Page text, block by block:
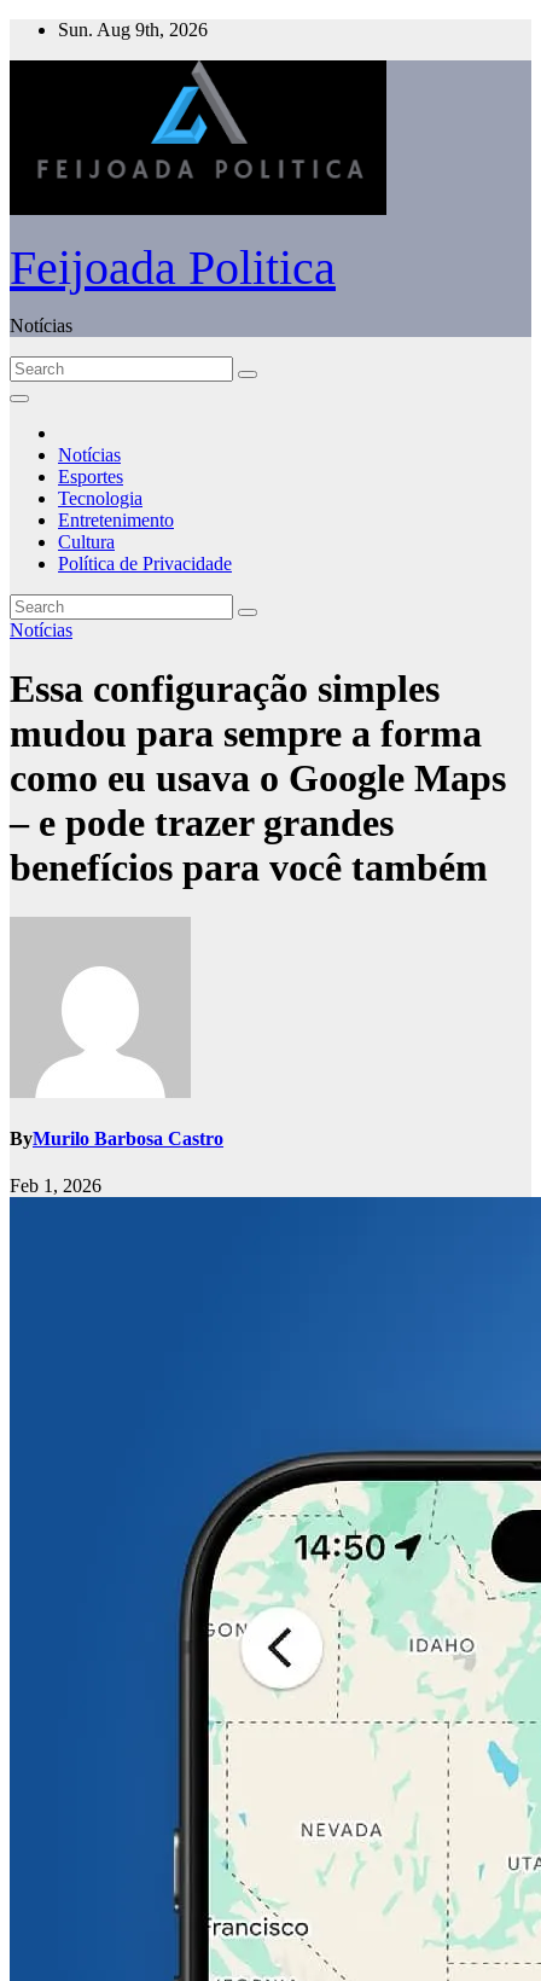
Skip
Sun. Aug 9th, 2026
Feijoada Politica
Notícias
Notícias
Esportes
Tecnologia
Entretenimento
Cultura
Política de Privacidade
Notícias
Essa configuração simples
mudou para sempre a forma
como eu usava o Google Maps
– e pode trazer grandes
benefícios para você também
ByMurilo Barbosa Castro
Feb 1, 2026